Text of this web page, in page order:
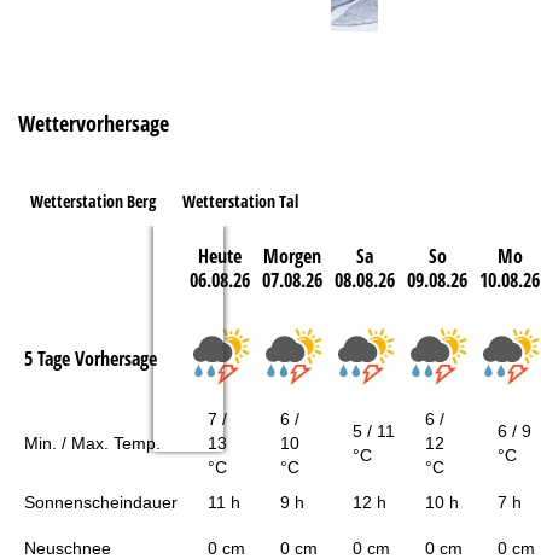
Wettervorhersage
Wetterstation Berg Wetterstation Tal
Heute
06.08.26
Morgen
07.08.26
Sa
08.08.26
So
09.08.26
Mo
10.08.26
5 Tage Vorhersage
Min. / Max. Temp.
7 /
13
°C
6 /
10
°C
5 / 11
°C
6 /
12
°C
6 / 9
°C
Sonnenscheindauer 11 h 9 h 12 h 10 h 7 h
Neuschnee 0 cm 0 cm 0 cm 0 cm 0 cm